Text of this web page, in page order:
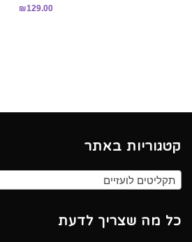
₪129.00
קטגוריות באתר
תקליטים לועזיים
כל מה שצריך לדעת